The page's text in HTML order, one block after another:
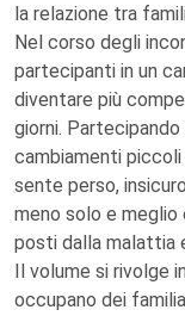
la relazione tra
Nel corso degli
partecipanti in un
diventare più
giorni.
cambiamenti
sente perso,
meno solo e
posti dalla malattia
Il volume si rivolge
occupano dei